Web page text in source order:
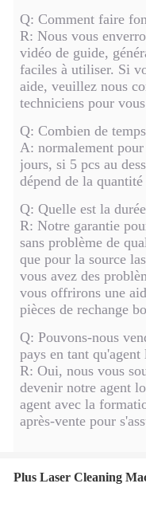
Q: Comment faire
R: Nous vous
vidéo de guide,
faciles à utiliser. Si
aide, veuillez nous
techniciens pour
Q: Combien de
A: normalement
jours, si 5 pcs au
dépend de la
Q: Quelle est la
R: Notre garantie
sans problème de
que pour la source
vous avez des
vous offrirons une
pièces de rechange
Q: Pouvons-nous
pays en tant qu'agent
R: Oui, nous vous
devenir notre agent
agent avec la
après-vente pour
Plus Laser Cleaning